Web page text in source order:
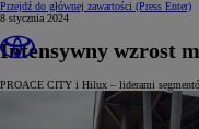
Przejdź do głównej zawartości (Press Enter)
8 stycznia 2024
Intensywny wzrost
PROACE CITY i Hilux – liderami